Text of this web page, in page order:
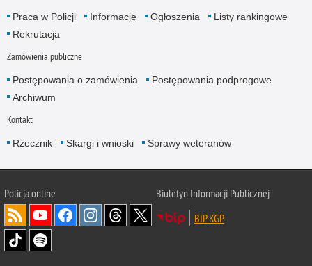
Praca w Policji Informacje Ogłoszenia
Listy rankingowe
Rekrutacja
Zamówienia publiczne
Postępowania o zamówienia
Postępowania podprogowe
Archiwum
Kontakt
Rzecznik Skargi i wnioski Sprawy weteranów
Policjaonline
Biuletyn Informacji Publicznej
BIP KGP